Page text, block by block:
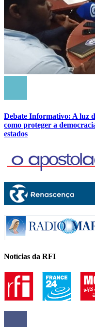
Debate Informativo: A luz
como proteger a
estados
Notícias da RFI